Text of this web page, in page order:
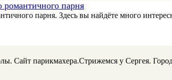
романтичного парня
парня. Здесь вы найдёте много
Сайт парикмахера.Стрижемся у Сергея.